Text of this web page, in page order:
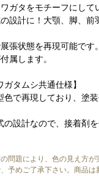
ガタをモチーフにして
設計に！大顎、脚、前
張状態を再現可能です。
属します。
ガタムシ共通仕様】
色で再現しており、塗
の設計なので、接着剤
問題により、色の見え方が
予めご了承下さい。商品は